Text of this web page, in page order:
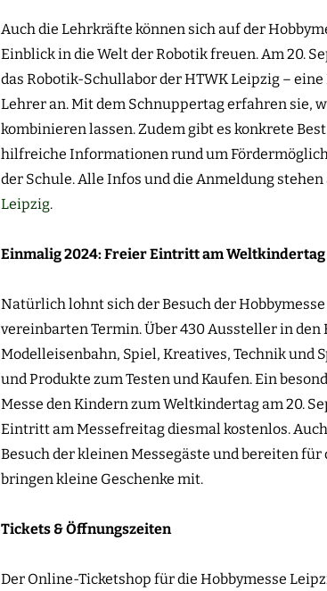
Auch die Lehrkräfte können sich auf der
Einblick in die Welt der Robotik freuen. Am 20.
das Robotik-Schullabor der HTWK Leipzig –
Lehrer an. Mit dem Schnuppertag erfahren sie,
kombinieren lassen. Zudem gibt es konkrete
hilfreiche Informationen rund um
der Schule. Alle Infos und die Anmeldung stehen
Leipzig.
Einmalig 2024: Freier Eintritt am Weltkindertag
Natürlich lohnt sich der Besuch der
vereinbarten Termin. Über 430 Aussteller in den
Modelleisenbahn, Spiel, Kreatives, Technik und
und Produkte zum Testen und Kaufen. Ein
Messe den Kindern zum Weltkindertag am 20.
Eintritt am Messefreitag diesmal kostenlos.
Besuch der kleinen Messegäste und bereiten
bringen kleine Geschenke mit.
Tickets & Öffnungszeiten
Der Online-Ticketshop für die Hobbymesse